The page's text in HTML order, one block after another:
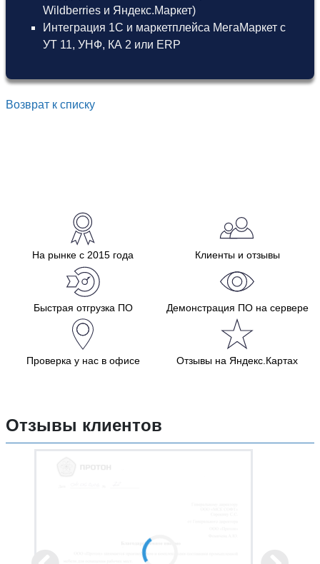
Wildberries и Яндекс.Маркет)
Интеграция 1С и маркетплейса МегаМаркет с
УТ 11, УНФ, КА 2 или ERP
Возврат к списку
На рынке с 2015 года Клиенты и отзывы
Быстрая отгрузка ПО Демонстрация ПО на сервере
Проверка у нас в офисе Отзывы на Яндекс.Картах
Отзывы клиентов